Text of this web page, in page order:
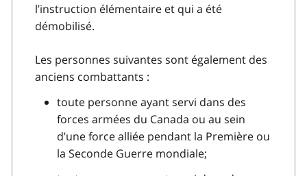
l’instruction élémentaire et qui a été
démobilisé.
Les personnes suivantes sont également des
anciens combattants :
toute personne ayant servi dans des
forces armées du Canada ou au sein
d’une force alliée pendant la Première ou
la Seconde Guerre mondiale;